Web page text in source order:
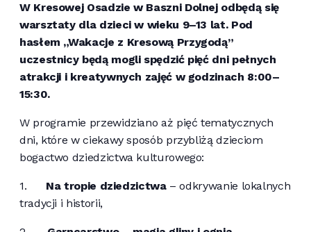
W Kresowej Osadzie w Baszni Dolnej odbędą się
warsztaty dla dzieci w wieku 9–13 lat. Pod
hasłem „Wakacje z Kresową Przygodą”
uczestnicy będą mogli spędzić pięć dni pełnych
atrakcji i kreatywnych zajęć w godzinach 8:00–
15:30.
W programie przewidziano aż pięć tematycznych
dni, które w ciekawy sposób przybliżą dzieciom
bogactwo dziedzictwa kulturowego:
1. Na tropie dziedzictwa– odkrywanie lokalnych
tradycji i historii,